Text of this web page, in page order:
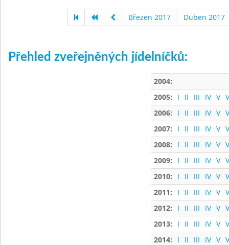
Březen 2017 Duben 2017
Přehled zveřejněných jídelníčků:
2004:
2005:
I II III IV V
2006:
I II III IV V
2007:
I II III IV V
2008:
I II III IV V
2009:
I II III IV V
2010:
I II III IV V
2011:
I II III IV V
2012:
I II III IV V
2013:
I II III IV V
2014:
I II III IV V